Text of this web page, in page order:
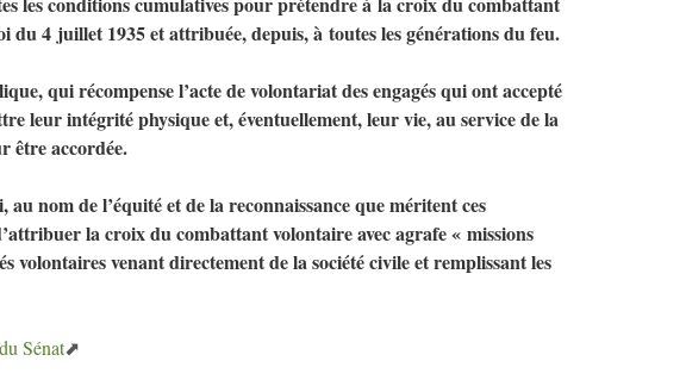
du 4 juillet 1935 et attribuée, depuis, à toutes les générations du feu.
qui récompense l’acte de volontariat des engagés qui ont accepté
leur intégrité physique et, éventuellement, leur vie, au service de la
être accordée.
nom de l’équité et de la reconnaissance que méritent ces
la croix du combattant volontaire avec agrafe « missions
volontaires venant directement de la société civile et remplissant les
Sénat